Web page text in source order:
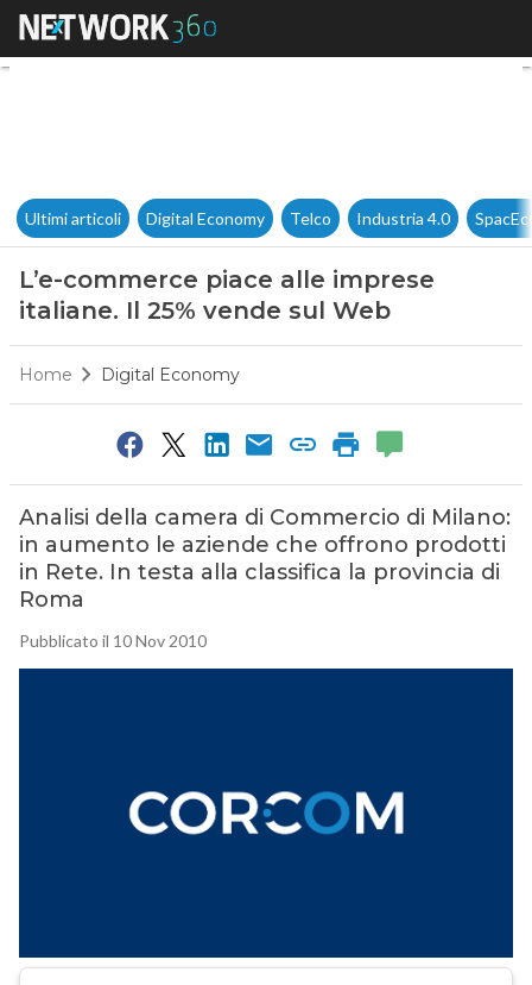
L’e-commerce piace alle
Ultimi articoli Digital Economy Telco Industria 4.0
L’e-commerce piace alle imprese
italiane. Il 25% vende sul Web
Home Digital Economy
Analisi della camera di Commercio di Milano:
in aumento le aziende che offrono prodotti
in Rete. In testa alla classifica la provincia di
Roma
Pubblicato il 10 Nov 2010